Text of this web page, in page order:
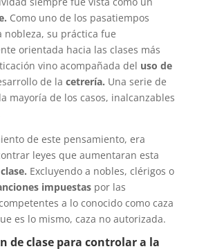
Como uno de los pasatiempos
nobleza, su práctica fue
orientada hacia las clases más
vino acompañada del uso de
de la cetrería. Una serie de
mayoría de los casos, inalcanzables
de este pensamiento, era
leyes que aumentaran esta
Excluyendo a nobles, clérigos o
impuestaspor las
a lo conocido como caza
es lo mismo, caza no autorizada.
de clase para controlar a la